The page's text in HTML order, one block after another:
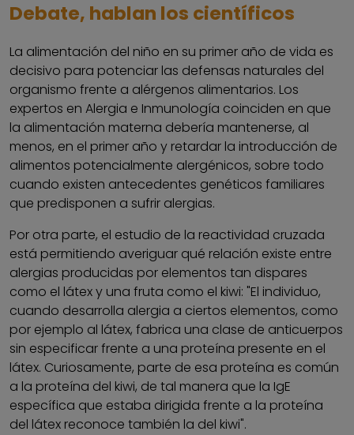
Debate, hablan los científicos
La alimentación del niño en su primer año de vida es
decisivo para potenciar las defensas naturales del
organismo frente a alérgenos alimentarios. Los
expertos en Alergia e Inmunología coinciden en que
la alimentación materna debería mantenerse, al
menos, en el primer año y retardar la introducción de
alimentos potencialmente alergénicos, sobre todo
cuando existen antecedentes genéticos familiares
que predisponen a sufrir alergias.
Por otra parte, el estudio de la reactividad cruzada
está permitiendo averiguar qué relación existe entre
alergias producidas por elementos tan dispares
como el látex y una fruta como el kiwi: "El individuo,
cuando desarrolla alergia a ciertos elementos, como
por ejemplo al látex, fabrica una clase de anticuerpos
sin especificar frente a una proteína presente en el
látex. Curiosamente, parte de esa proteína es común
a la proteína del kiwi, de tal manera que la IgE
específica que estaba dirigida frente a la proteína
del látex reconoce también la del kiwi".